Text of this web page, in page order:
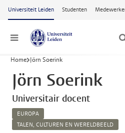
Ga naar hoofdinhoud
Universiteit Leiden Studenten
Menu
Home Jörn Soerink
Jörn Soerink
Universitair docent
EUROPA
TALEN, CULTUREN EN WERELDBEELD